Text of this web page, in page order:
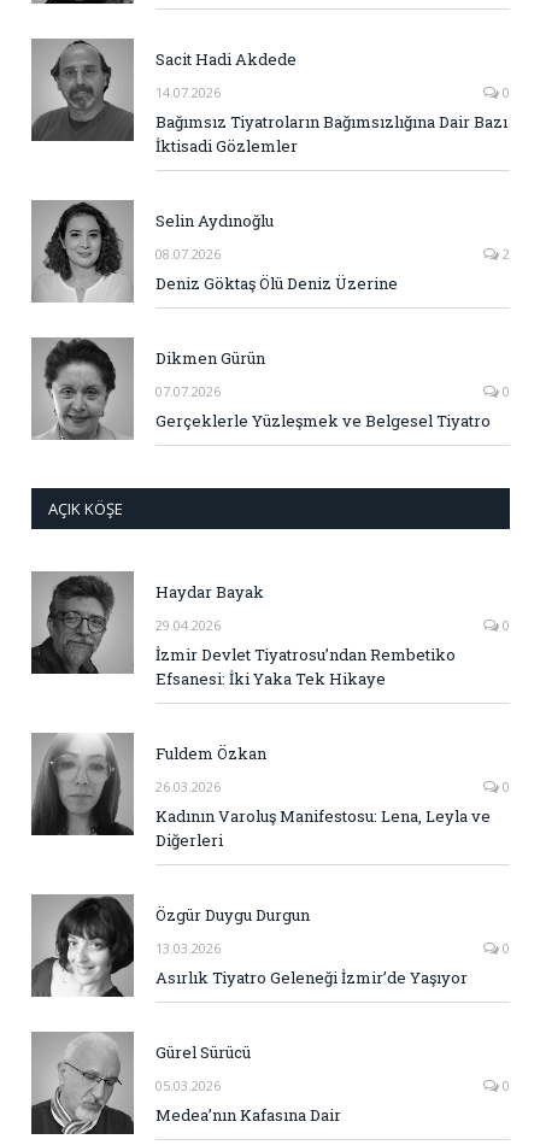
Sacit Hadi Akdede
14.07.2026 0
Bağımsız Tiyatroların Bağımsızlığına Dair Bazı
İktisadi Gözlemler
Selin Aydınoğlu
08.07.2026 2
Deniz Göktaş Ölü Deniz Üzerine
Dikmen Gürün
07.07.2026 0
Gerçeklerle Yüzleşmek ve Belgesel Tiyatro
AÇIK KÖŞE
Haydar Bayak
29.04.2026 0
İzmir Devlet Tiyatrosu’ndan Rembetiko
Efsanesi: İki Yaka Tek Hikaye
Fuldem Özkan
26.03.2026 0
Kadının Varoluş Manifestosu: Lena, Leyla ve
Diğerleri
Özgür Duygu Durgun
13.03.2026 0
Asırlık Tiyatro Geleneği İzmir’de Yaşıyor
Gürel Sürücü
05.03.2026 0
Medea’nın Kafasına Dair